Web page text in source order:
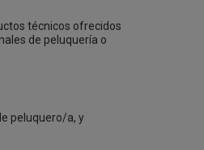
técnicos ofrecidos
de peluquería o
peluquero/a, y